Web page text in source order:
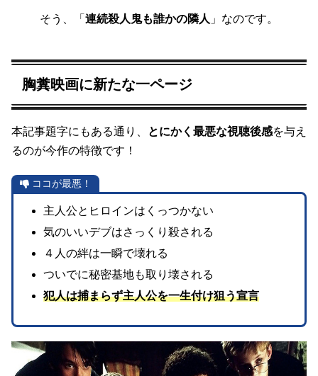
そう、「 連続殺人鬼も誰かの隣人 」なのです。
胸糞映画に新たな一ページ
本記事題字にもある通り、 とにかく最悪な視聴後感を与え
るのが今作の特徴です！
ココが最悪！
主人公とヒロインはくっつかない
気のいいデブはさっくり殺される
４人の絆は一瞬で壊れる
ついでに秘密基地も取り壊される
犯人は捕まらず主人公を一生付け狙う宣言